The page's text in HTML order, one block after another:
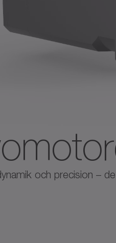
och precision –